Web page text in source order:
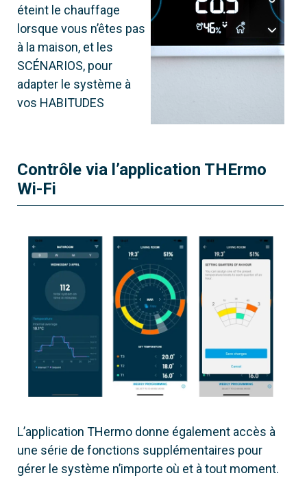
éteint le chauffage
lorsque vous n’êtes pas
à la maison, et les
SCÉNARIOS, pour
adapter le système à
vos HABITUDES
Contrôle via l’application THErmo
Wi-Fi
L’application THermo donne également accès à
une série de fonctions supplémentaires pour
gérer le système n’importe où et à tout moment.